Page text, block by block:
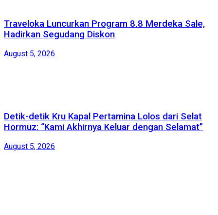
Traveloka Luncurkan Program 8.8 Merdeka Sale,
Hadirkan Segudang Diskon
August 5, 2026
Detik-detik Kru Kapal Pertamina Lolos dari Selat
Hormuz: “Kami Akhirnya Keluar dengan Selamat”
August 5, 2026